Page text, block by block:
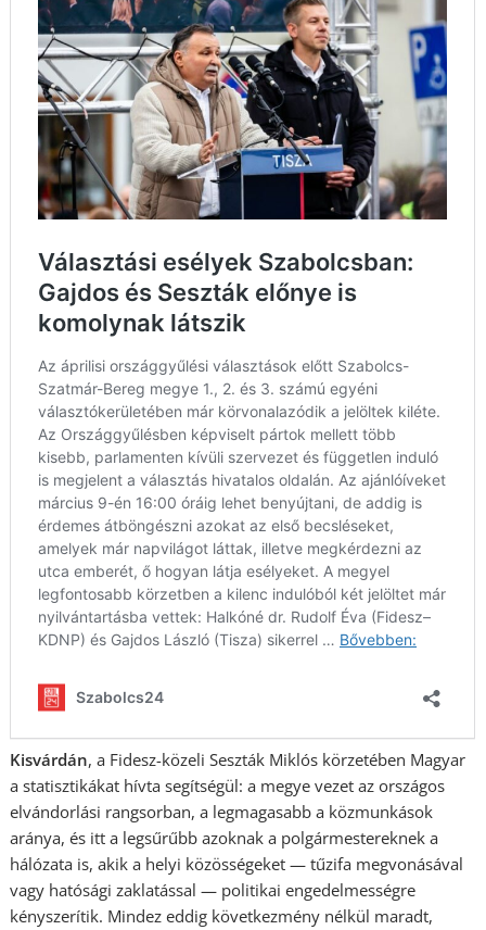
Kisvárdán, a Fidesz-közeli Seszták Miklós körzetében Magyar
a statisztikákat hívta segítségül: a megye vezet az országos
elvándorlási rangsorban, a legmagasabb a közmunkások
aránya, és itt a legsűrűbb azoknak a polgármestereknek a
hálózata is, akik a helyi közösségeket — tűzifa megvonásával
vagy hatósági zaklatással — politikai engedelmességre
kényszerítik. Mindez eddig következmény nélkül maradt,